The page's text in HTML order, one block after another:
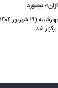
بجنورد
شد.